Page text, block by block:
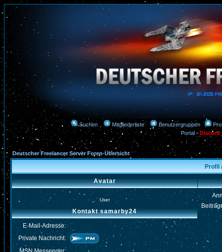
Suchen Mitgliederliste Benutzergruppen
Portal-Discord
Deutscher Freelancer Server Foren-Übersicht
Profil
Avatar
User
Kontakt samarby24
E-Mail-Adresse:
Private Nachricht: